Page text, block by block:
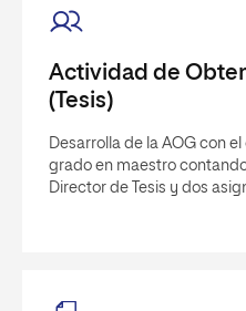
Actividad de
(Tesis)
Desarrolla de la AOG con
grado en maestro
Director de Tesis y dos